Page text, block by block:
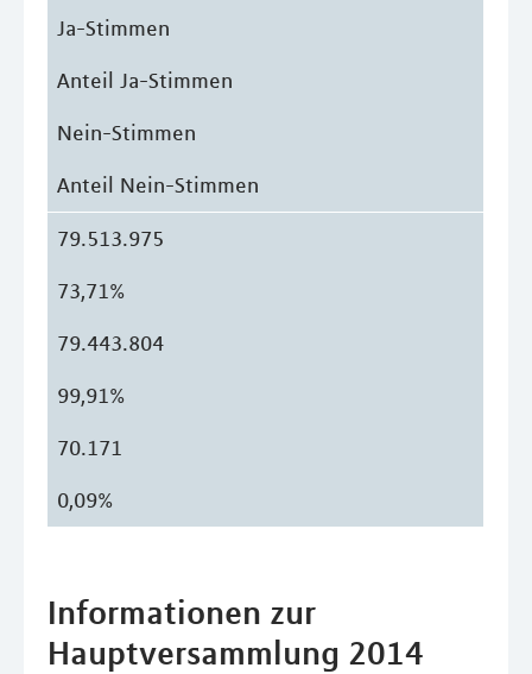
Ja-Stimmen
Anteil Ja-Stimmen
Nein-Stimmen
Anteil Nein-Stimmen
79.513.975
73,71%
79.443.804
99,91%
70.171
0,09%
Informationen zur
Hauptversammlung 2014